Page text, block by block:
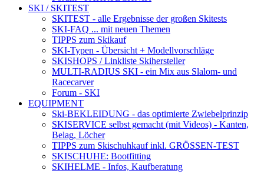
SKI / SKITEST
SKITEST - alle Ergebnisse der großen Skitests
SKI-FAQ ... mit neuen Themen
TIPPS zum Skikauf
SKI-Typen - Übersicht + Modellvorschläge
SKISHOPS / Linkliste Skihersteller
MULTI-RADIUS SKI - ein Mix aus Slalom- und
Racecarver
Forum - SKI
EQUIPMENT
Ski-BEKLEIDUNG - das optimierte Zwiebelprinzip
SKISERVICE selbst gemacht (mit Videos) - Kanten,
Belag, Löcher
TIPPS zum Skischuhkaufinkl. GRÖSSEN-TEST
SKISCHUHE: Bootfitting
SKIHELME - Infos, Kaufberatung